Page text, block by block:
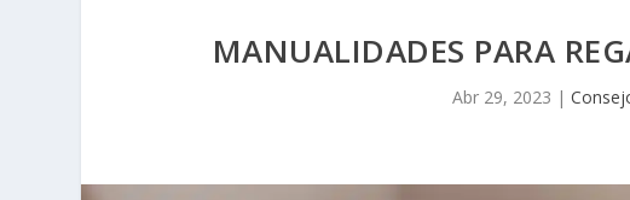
MANUALIDADES PARA
Abr 29, 2023 |